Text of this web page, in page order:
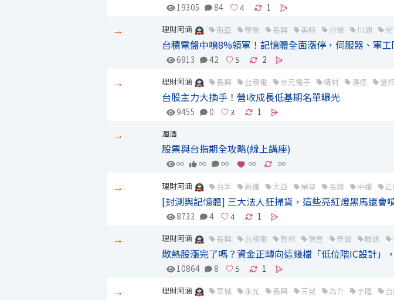
19305 84 1
→ 理財阿涵 南亞 華新 長興 美時 台玻 川湖
台積電盤中噴8%領軍！記憶體全面漲停，伺服器、軍
6913 42 2
→ 理財阿涵 長興 台積電 京元電子 精材 湧德 營邦
台股主力大換手！營收成長低基期名單曝光
9455 0 1
→ 濁酒
股票與台指期全攻略(線上講座)
∞ ∞ ∞ ∞ ∞
→ 理財阿涵 台苯 新纖 大亞 榮星 長興 中纖
[封測與記憶體] 三大法人狂掃貨，這些亮紅燈黑馬還會
8733 4 1
→ 理財阿涵 長興 台積電 智邦 瑞昱 奇鋐 聯詠
散熱股漲完了嗎？資金正轉向這幾檔「低位階IC設計」
10864 8 1
→ 理財阿涵 華城 永光 長興 三晃 為升 宇隆